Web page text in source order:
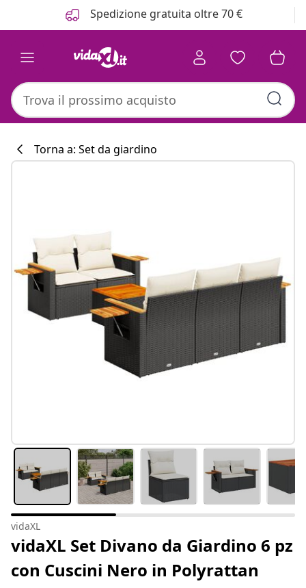
Spedizione gratuita oltre 70 €
Torna a: Set da giardino
vidaXL
vidaXL Set Divano da Giardino 6 pz
con Cuscini Nero in Polyrattan